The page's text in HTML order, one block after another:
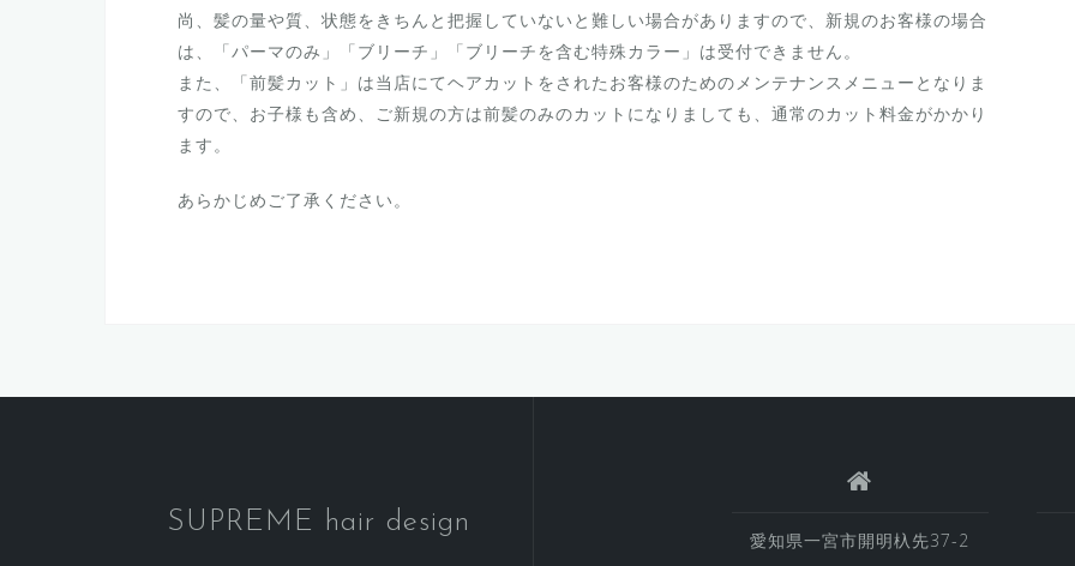
尚、髪の量や質、状態をきちんと把握していないと難しい場合がありますので、新規のお客様の場合
は、「パーマのみ」「ブリーチ」「ブリーチを含む特殊カラー」は受付できません。
また、「前髪カット」は当店にてヘアカットをされたお客様のためのメンテナンスメニューとなりま
すので、お子様も含め、ご新規の方は前髪のみのカットになりましても、通常のカット料金がかかり
ます。
あらかじめご了承ください。
SUPREME hair design
愛知県一宮市開明杁先37-2